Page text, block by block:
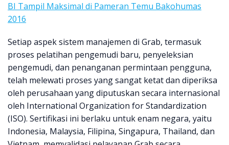
BI Tampil Maksimal di Pameran Temu Bakohumas
2016
Setiap aspek sistem manajemen di Grab, termasuk
proses pelatihan pengemudi baru, penyeleksian
pengemudi, dan penanganan permintaan pengguna,
telah melewati proses yang sangat ketat dan diperiksa
oleh perusahaan yang diputuskan secara internasional
oleh International Organization for Standardization
(ISO). Sertifikasi ini berlaku untuk enam negara, yaitu
Indonesia, Malaysia, Filipina, Singapura, Thailand, dan